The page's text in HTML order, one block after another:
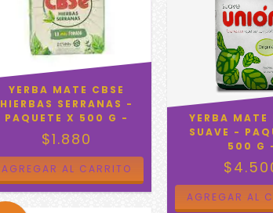
YERBA MATE CBSE
HIERBAS SERRANAS -
PAQUETE X 500 G -
$1.880
YERBA MATE
SUAVE -
500 G